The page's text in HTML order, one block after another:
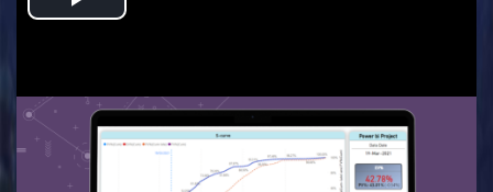
Play